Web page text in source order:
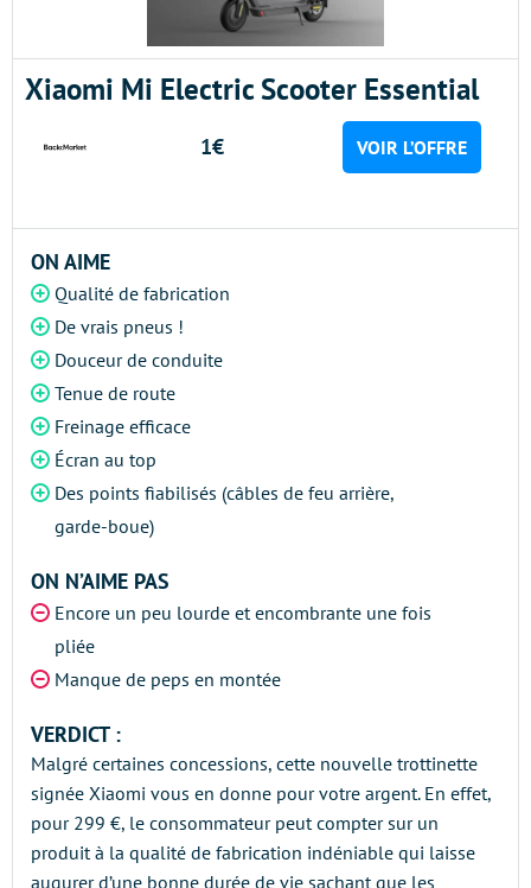
Xiaomi Mi Electric Scooter Essential
1€ VOIR L’OFFRE
ON AIME
Qualité de fabrication
De vrais pneus !
Douceur de conduite
Tenue de route
Freinage efficace
Écran au top
Des points fiabilisés (câbles de feu arrière,
garde-boue)
ON N’AIME PAS
Encore un peu lourde et encombrante une fois
pliée
Manque de peps en montée
VERDICT :
Malgré certaines concessions, cette nouvelle trottinette
signée Xiaomi vous en donne pour votre argent. En effet,
pour 299 €, le consommateur peut compter sur un
produit à la qualité de fabrication indéniable qui laisse
augurer d’une bonne durée de vie sachant que les